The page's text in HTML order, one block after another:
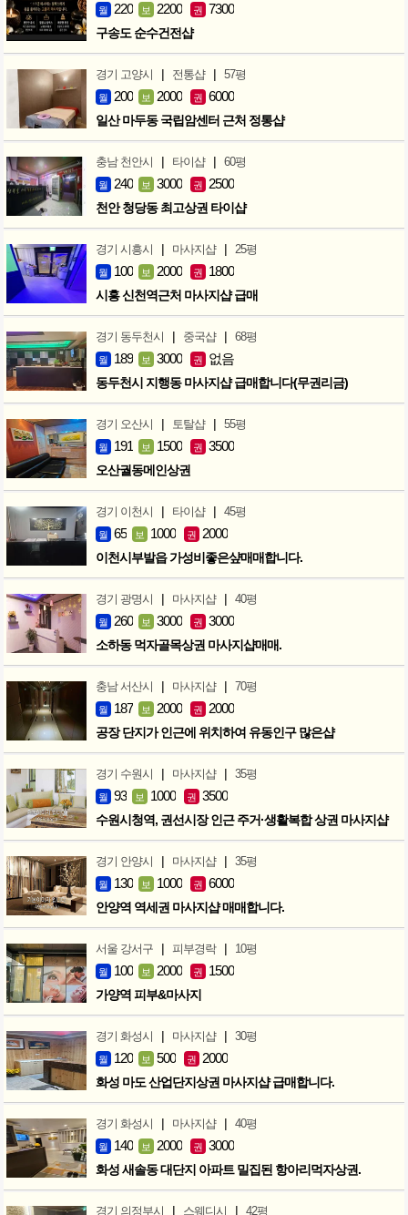
월 220 보 2200 권 7300
구송도 순수건전샵
경기 고양시 | 전통샵 | 57평
월 200 보 2000 권 6000
일산 마두동 국립암센터 근처 정통샵
충남 천안시 | 타이샵 | 60평
월 240 보 3000 권 2500
천안 청당동 최고상권 타이샵
경기 시흥시 | 마사지샵 | 25평
월 100 보 2000 권 1800
시흥 신천역근처 마사지샵 급매
경기 동두천시 | 중국샵 | 68평
월 189 보 3000 권 없음
동두천시 지행동 마사지샵 급매합니다(무권리금)
경기 오산시 | 토탈샵 | 55평
월 191 보 1500 권 3500
오산궐동메인상권
경기 이천시 | 타이샵 | 45평
월 65 보 1000 권 2000
이천시부발읍 가성비좋은샾매매합니다.
경기 광명시 | 마사지샵 | 40평
월 260 보 3000 권 3000
소하동 먹자골목상권 마사지샵매매.
충남 서산시 | 마사지샵 | 70평
월 187 보 2000 권 2000
공장 단지가 인근에 위치하여 유동인구 많은샵
경기 수원시 | 마사지샵 | 35평
월 93 보 1000 권 3500
수원시청역, 권선시장 인근 주거·생활복합 상권 마사지샵
경기 안양시 | 마사지샵 | 35평
월 130 보 1000 권 6000
안양역 역세권 마사지샵 매매합니다.
서울 강서구 | 피부경락 | 10평
월 100 보 2000 권 1500
가양역 피부&마사지
경기 화성시 | 마사지샵 | 30평
월 120 보 500 권 2000
화성 마도 산업단지상권 마사지샵 급매합니다.
경기 화성시 | 마사지샵 | 40평
월 140 보 2000 권 3000
화성 새솔동 대단지 아파트 밀집된 항아리먹자상권.
경기 의정부시 | 스웨디시 | 42평